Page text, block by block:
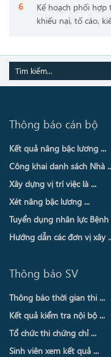
Kế hoạch phối
khiếu nại, tố cáo,
Thông báo cán bộ
Kết quả nâng bậc lương ...
Công khai danh sách Nhà
Xây dựng vị trí việc là ...
Xét nâng bậc lương ...
Tuyển dụng nhân lực Bệnh
Hướng dẫn các đơn vị xây
Thông báo SV
Thông báo thời gian thi ...
Kết quả kiểm tra nội bộ ...
Tổ chức thi chứng chỉ ...
Sinh viên xem kết quả ...